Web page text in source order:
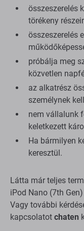
összeszerelés
törékeny
összeszerelés
próbálja meg
közvetlen
az alkatrész
személynek
nem vállalunk
keletkezett
Ha bármilyen
keresztül.
Látta már teljes
iPod Nano (7th
Vagy további
kapcsolatot chaten